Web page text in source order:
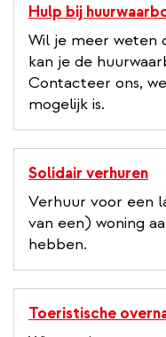
Hulp bij
Wil je meer weten
kan je de
Contacteer ons,
mogelijk is.
Solidair verhuren
Verhuur voor een
van een) woning
hebben.
Toeristische